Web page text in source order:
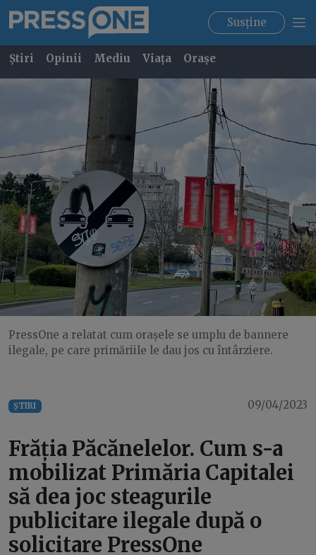
Susține
Știri Opinii Mediu Viața Orașe
PressOne a relatat cum orașele se umplu de bannere
ilegale, pe care primăriile le dau jos cu întârziere.
ȘTIRI 09/04/2023
Frăția Păcănelelor. Cum s-a
mobilizat Primăria Capitalei
să dea joc steagurile
publicitare ilegale după o
solicitare PressOne